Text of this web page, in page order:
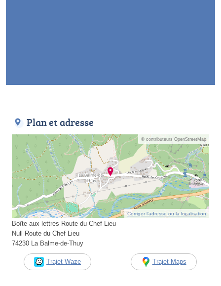
Plan et adresse
© contributeurs OpenStreetMap
Corriger l’adresse ou la localisation
Boîte aux lettres Route du Chef Lieu
Null Route du Chef Lieu
74230 La Balme-de-Thuy
Trajet Waze Trajet Maps